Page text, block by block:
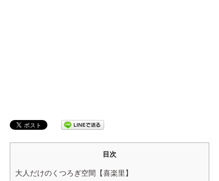
目次
大人だけのくつろぎ空間【喜楽里】